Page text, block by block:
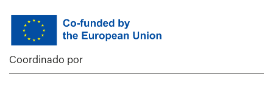
Coordinado por